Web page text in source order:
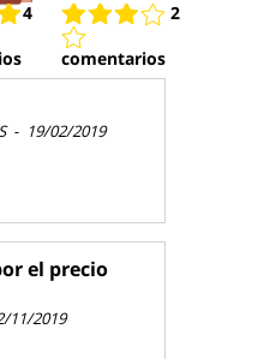
4
2
comentarios
- 19/02/2019
el precio
11/2019